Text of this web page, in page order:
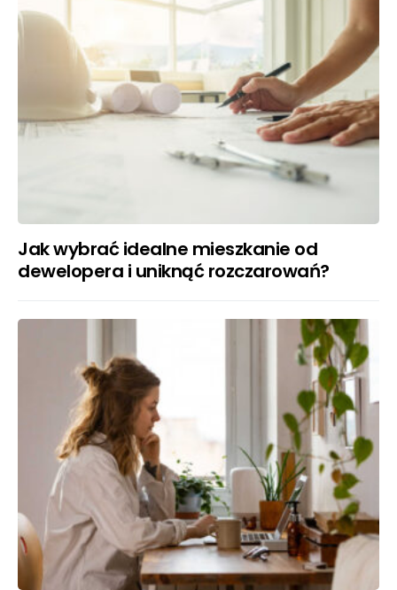
Jak wybrać idealne mieszkanie od
dewelopera i uniknąć rozczarowań?